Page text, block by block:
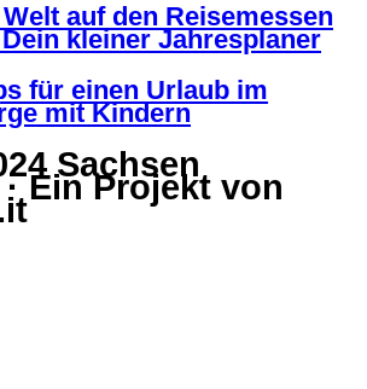
auf den Reisemessen
kleiner Jahresplaner
für einen Urlaub im
mit Kindern
Sachsen
Ein Projekt von